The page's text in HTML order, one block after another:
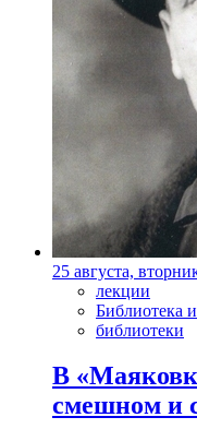
25 августа,
лекции
Библиотека
библиотеки
В
смешном и